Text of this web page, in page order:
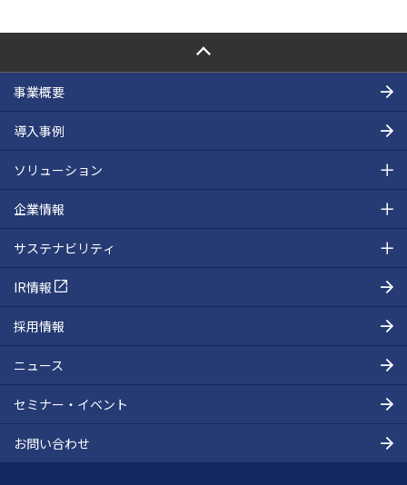
PAGE TOP
事業概要
導入事例
ソリューション
企業情報
サステナビリティ
IR情報
採用情報
ニュース
セミナー・イベント
お問い合わせ